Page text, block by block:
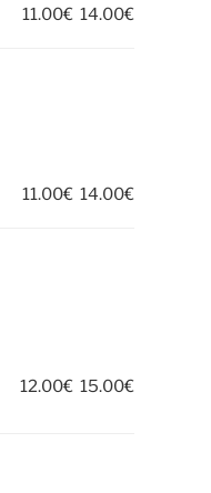
11.00€ 14.00€
11.00€ 14.00€
12.00€ 15.00€